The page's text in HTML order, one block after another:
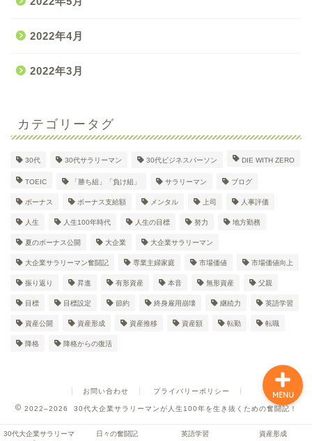
2022年4月
2022年3月
カテゴリータグ
30代 30代サラリーマン 30代ビジネスパーソン DIE WITH ZERO
TOEIC 「勝ち組」「負け組」 サラリーマン ブログ
ボーナス ボーナス支給額 メンタル 上司 人事評価
人生 人生100年時代 人生の目標 努力 地方勤務
夏のボーナス公開 大企業 大企業サラリーマン
大企業サラリーマン奮闘記 専業主婦家庭 市場価値 市場価値向上
振り返り 昇進 有形資産 本音 無形資産 父親
目標 目標設定 節約 終身雇用崩壊 継続力 英語学習
資産公開 資産形成 資産推移 資産額 転勤 転職
降格 降格からの復活
お問い合わせ プライバリーポリシー
2022–2026 30代大企業サラリーマンが人生100年を生き抜くための奮闘記！
30代大企業サラリーマ
日々の奮闘記 英語学習 資産形成
MENU
30代大企業サラリーマン
Dのプロフィール
日々の奮闘記
英語学習